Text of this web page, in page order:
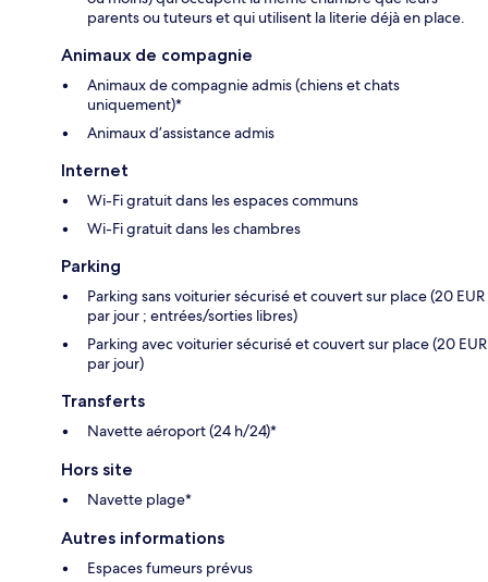
parents ou tuteurs et qui utilisent la literie déjà en place.
Animaux de compagnie
Animaux de compagnie admis (chiens et chats
uniquement)*
Animaux d’assistance admis
Internet
Wi-Fi gratuit dans les espaces communs
Wi-Fi gratuit dans les chambres
Parking
Parking sans voiturier sécurisé et couvert sur place (20 EUR
par jour ; entrées/sorties libres)
Parking avec voiturier sécurisé et couvert sur place (20 EUR
par jour)
Transferts
Navette aéroport (24 h/24)*
Hors site
Navette plage*
Autres informations
Espaces fumeurs prévus